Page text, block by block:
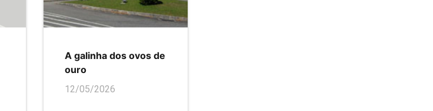
A galinha dos ovos de
ouro
12/05/2026